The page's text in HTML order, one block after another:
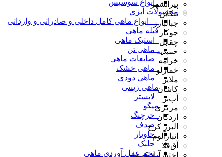
_انواع سوسیس
محصولات آبزی
— انواع ماهی کامل داخلی و صادراتی و وارداتی
فیله ماهی
_استیک ماهی
_ماهی تن
_ضایعات ماهی
_ماهی خشک
_ماهی دودی
ماهی زینتی
_لابستر
میگو
_خرچنگ
_صدف
_خاویار
_جلبک
_تخم عمل آوردی ماهی
پیرانشهر
تنکابن
جبالبارز
جوکار
چقابل
حمیدیه
خرامه
خمارلو
ملایر
کاشان
آب‌بر
مرکزی
اردکان
البرز کرج
انبارآلوم
آق‌قلا
اختیارآباد کرمان